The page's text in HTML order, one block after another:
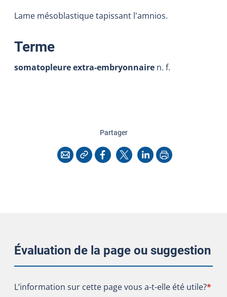
Lame mésoblastique tapissant l'amnios.
Terme:
somatopleure extra-embryonnaire n. f.
Partagercette page
CourrielCopier l'adresse
Facebook
X LinkedInImprimer
Évaluation de la page ou suggestion
L’information sur cette page vous a-t-elle été utile?
L’information sur cette page vous a-t-elle été utile?*